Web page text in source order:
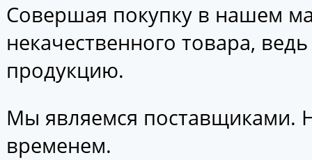
Совершая покупку в нашем
некачественного товара,
продукцию.
Мы являемся поставщиками.
временем.